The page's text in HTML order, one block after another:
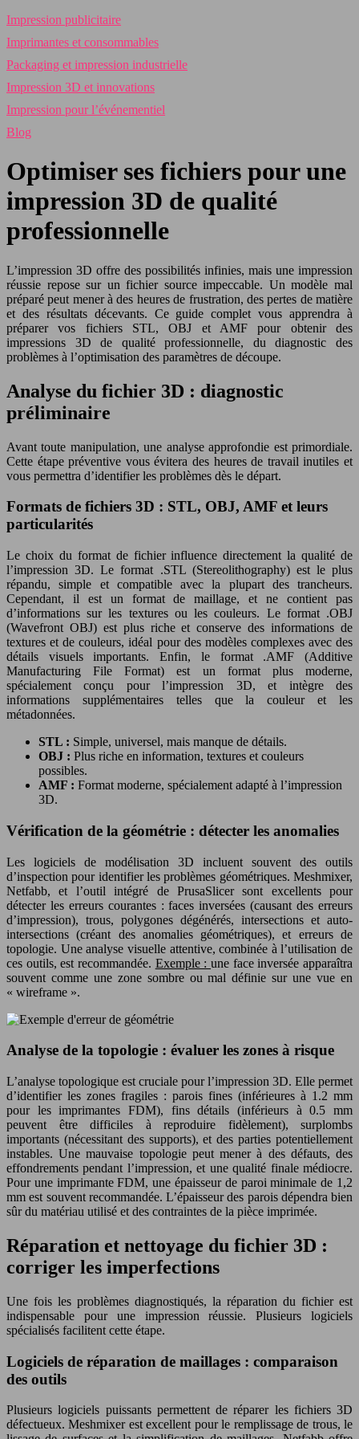
Impression publicitaire
Imprimantes et consommables
Packaging et impression industrielle
Impression 3D et innovations
Impression pour l’événementiel
Blog
Optimiser ses fichiers pour une
impression 3D de qualité
professionnelle
L’impression 3D offre des possibilités infinies, mais une impression
réussie repose sur un fichier source impeccable. Un modèle mal
préparé peut mener à des heures de frustration, des pertes de matière
et des résultats décevants. Ce guide complet vous apprendra à
préparer vos fichiers STL, OBJ et AMF pour obtenir des
impressions 3D de qualité professionnelle, du diagnostic des
problèmes à l’optimisation des paramètres de découpe.
Analyse du fichier 3D : diagnostic
préliminaire
Avant toute manipulation, une analyse approfondie est primordiale.
Cette étape préventive vous évitera des heures de travail inutiles et
vous permettra d’identifier les problèmes dès le départ.
Formats de fichiers 3D : STL, OBJ, AMF et leurs
particularités
Le choix du format de fichier influence directement la qualité de
l’impression 3D. Le format .STL (Stereolithography) est le plus
répandu, simple et compatible avec la plupart des trancheurs.
Cependant, il est un format de maillage, et ne contient pas
d’informations sur les textures ou les couleurs. Le format .OBJ
(Wavefront OBJ) est plus riche et conserve des informations de
textures et de couleurs, idéal pour des modèles complexes avec des
détails visuels importants. Enfin, le format .AMF (Additive
Manufacturing File Format) est un format plus moderne,
spécialement conçu pour l’impression 3D, et intègre des
informations supplémentaires telles que la couleur et les
métadonnées.
STL : Simple, universel, mais manque de détails.
OBJ : Plus riche en information, textures et couleurs
possibles.
AMF : Format moderne, spécialement adapté à l’impression
3D.
Vérification de la géométrie : détecter les anomalies
Les logiciels de modélisation 3D incluent souvent des outils
d’inspection pour identifier les problèmes géométriques. Meshmixer,
Netfabb, et l’outil intégré de PrusaSlicer sont excellents pour
détecter les erreurs courantes : faces inversées (causant des erreurs
d’impression), trous, polygones dégénérés, intersections et auto-
intersections (créant des anomalies géométriques), et erreurs de
topologie. Une analyse visuelle attentive, combinée à l’utilisation de
ces outils, est recommandée. Exemple :une face inversée apparaîtra
souvent comme une zone sombre ou mal définie sur une vue en
« wireframe ».
Analyse de la topologie : évaluer les zones à risque
L’analyse topologique est cruciale pour l’impression 3D. Elle permet
d’identifier les zones fragiles : parois fines (inférieures à 1.2 mm
pour les imprimantes FDM), fins détails (inférieurs à 0.5 mm
peuvent être difficiles à reproduire fidèlement), surplombs
importants (nécessitant des supports), et des parties potentiellement
instables. Une mauvaise topologie peut mener à des défauts, des
effondrements pendant l’impression, et une qualité finale médiocre.
Pour une imprimante FDM, une épaisseur de paroi minimale de 1,2
mm est souvent recommandée. L’épaisseur des parois dépendra bien
sûr du matériau utilisé et des contraintes de la pièce imprimée.
Réparation et nettoyage du fichier 3D :
corriger les imperfections
Une fois les problèmes diagnostiqués, la réparation du fichier est
indispensable pour une impression réussie. Plusieurs logiciels
spécialisés facilitent cette étape.
Logiciels de réparation de maillages : comparaison
des outils
Plusieurs logiciels puissants permettent de réparer les fichiers 3D
défectueux. Meshmixer est excellent pour le remplissage de trous, le